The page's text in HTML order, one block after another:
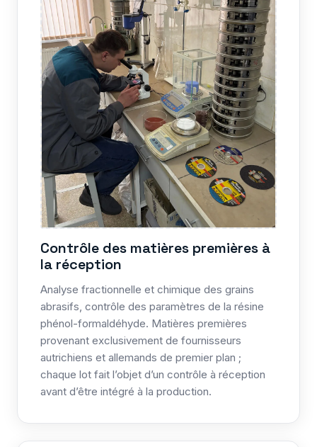
Contrôle des matières premières à
la réception
Analyse fractionnelle et chimique des grains
abrasifs, contrôle des paramètres de la résine
phénol-formaldéhyde. Matières premières
provenant exclusivement de fournisseurs
autrichiens et allemands de premier plan ;
chaque lot fait l’objet d’un contrôle à réception
avant d’être intégré à la production.